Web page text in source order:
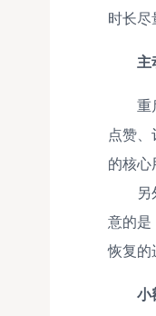
时长尽
主
重
点赞
的核心
意的是
恢复的
小